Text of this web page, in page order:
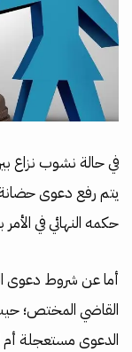
في حالة نشوب نزاع
يتم رفع دعوى
حكمه النهائي في
أما عن شروط دعوى
القاضي المختص؛
الدعوى مستعجلة أم